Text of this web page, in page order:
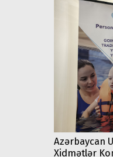
Azərbaycan
Xidmətlər